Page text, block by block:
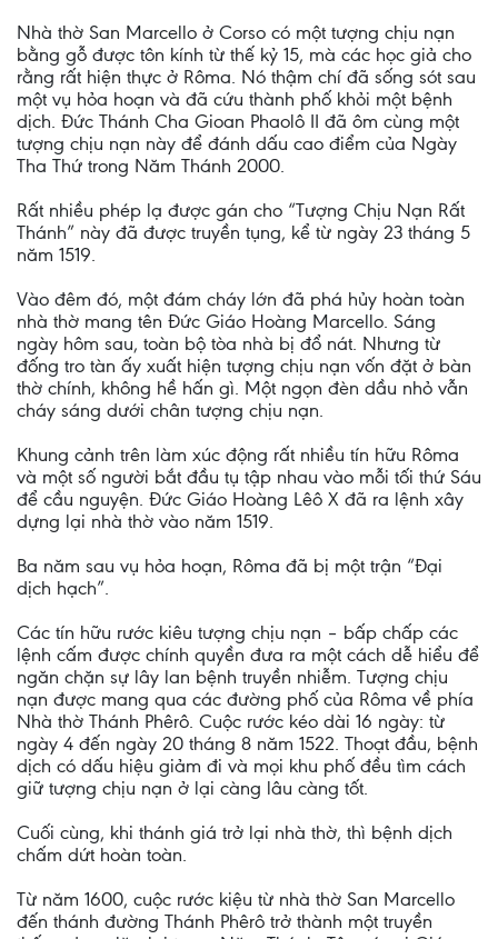
Nhà thờ San Marcello ở Corso có một tượng chịu nạn
bằng gỗ được tôn kính từ thế kỷ 15, mà các học giả cho
rằng rất hiện thực ở Rôma. Nó thậm chí đã sống sót sau
một vụ hỏa hoạn và đã cứu thành phố khỏi một bệnh
dịch. Đức Thánh Cha Gioan Phaolô II đã ôm cùng một
tượng chịu nạn này để đánh dấu cao điểm của Ngày
Tha Thứ trong Năm Thánh 2000.
Rất nhiều phép lạ được gán cho “Tượng Chịu Nạn Rất
Thánh” này đã được truyền tụng, kể từ ngày 23 tháng 5
năm 1519.
Vào đêm đó, một đám cháy lớn đã phá hủy hoàn toàn
nhà thờ mang tên Đức Giáo Hoàng Marcello. Sáng
ngày hôm sau, toàn bộ tòa nhà bị đổ nát. Nhưng từ
đống tro tàn ấy xuất hiện tượng chịu nạn vốn đặt ở bàn
thờ chính, không hề hấn gì. Một ngọn đèn dầu nhỏ vẫn
cháy sáng dưới chân tượng chịu nạn.
Khung cảnh trên làm xúc động rất nhiều tín hữu Rôma
và một số người bắt đầu tụ tập nhau vào mỗi tối thứ Sáu
để cầu nguyện. Đức Giáo Hoàng Lêô X đã ra lệnh xây
dựng lại nhà thờ vào năm 1519.
Ba năm sau vụ hỏa hoạn, Rôma đã bị một trận “Đại
dịch hạch”.
Các tín hữu rước kiêu tượng chịu nạn – bấp chấp các
lệnh cấm được chính quyền đưa ra một cách dễ hiểu để
ngăn chặn sự lây lan bệnh truyền nhiễm. Tượng chịu
nạn được mang qua các đường phố của Rôma về phía
Nhà thờ Thánh Phêrô. Cuộc rước kéo dài 16 ngày: từ
ngày 4 đến ngày 20 tháng 8 năm 1522. Thoạt đầu, bệnh
dịch có dấu hiệu giảm đi và mọi khu phố đều tìm cách
giữ tượng chịu nạn ở lại càng lâu càng tốt.
Cuối cùng, khi thánh giá trở lại nhà thờ, thì bệnh dịch
chấm dứt hoàn toàn.
Từ năm 1600, cuộc rước kiệu từ nhà thờ San Marcello
đến thánh đường Thánh Phêrô trở thành một truyền